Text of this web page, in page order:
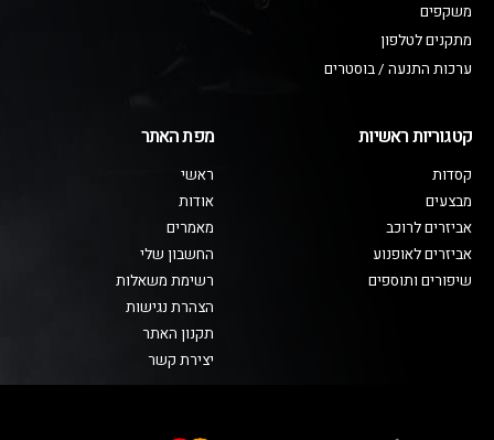
משקפים
מתקנים לטלפון
ערכות התנעה / בוסטרים
קטגוריות ראשיות
קסדות
מבצעים
אביזרים לרוכב
אביזרים לאופנוע
שיפורים ותוספים
מפת האתר
ראשי
אודות
מאמרים
החשבון שלי
רשימת משאלות
הצהרת נגישות
תקנון האתר
יצירת קשר